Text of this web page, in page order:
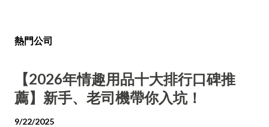
熱門公司
【2026年情趣用品十大排行口碑推
薦】新手、老司機帶你入坑！
9/22/2025